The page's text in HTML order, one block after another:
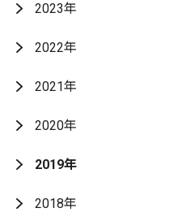
2023年
2022年
2021年
2020年
2019年
2018年